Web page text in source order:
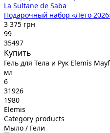
La Sultane de Saba
Подарочный набор «Лето
3 375 грн
99
35497
Купить
Гель для Тела и Рук Elemis
мл
6
31926
1980
Elemis
Category products
Мыло / Гели